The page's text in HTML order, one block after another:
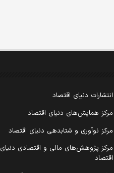
انتشارات دنیای اقتصاد
مرکز همایش‌های دنیای اقتصاد
مرکز نوآوری و شتابدهی دنیای اقتصاد
مرکز پژوهش‌های مالی و اقتصادی دنیای
اقتصاد